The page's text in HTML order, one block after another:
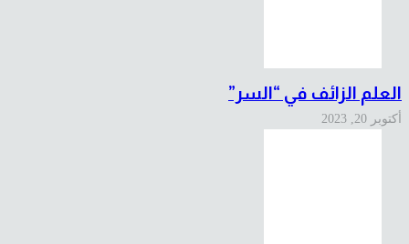
العلم الزائف في “السر”
أكتوبر 20, 2023